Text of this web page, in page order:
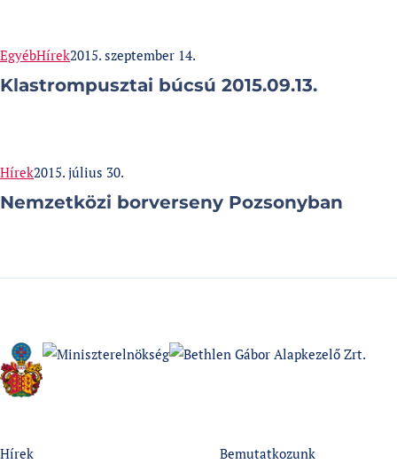
Categories:
EgyébHírekPublished at
2015. szeptember 14.
Klastrompusztai búcsú 2015.09.13.
Categories:
HírekPublished at
2015. július 30.
Nemzetközi borverseny Pozsonyban
Hírek
Bemutatkozunk